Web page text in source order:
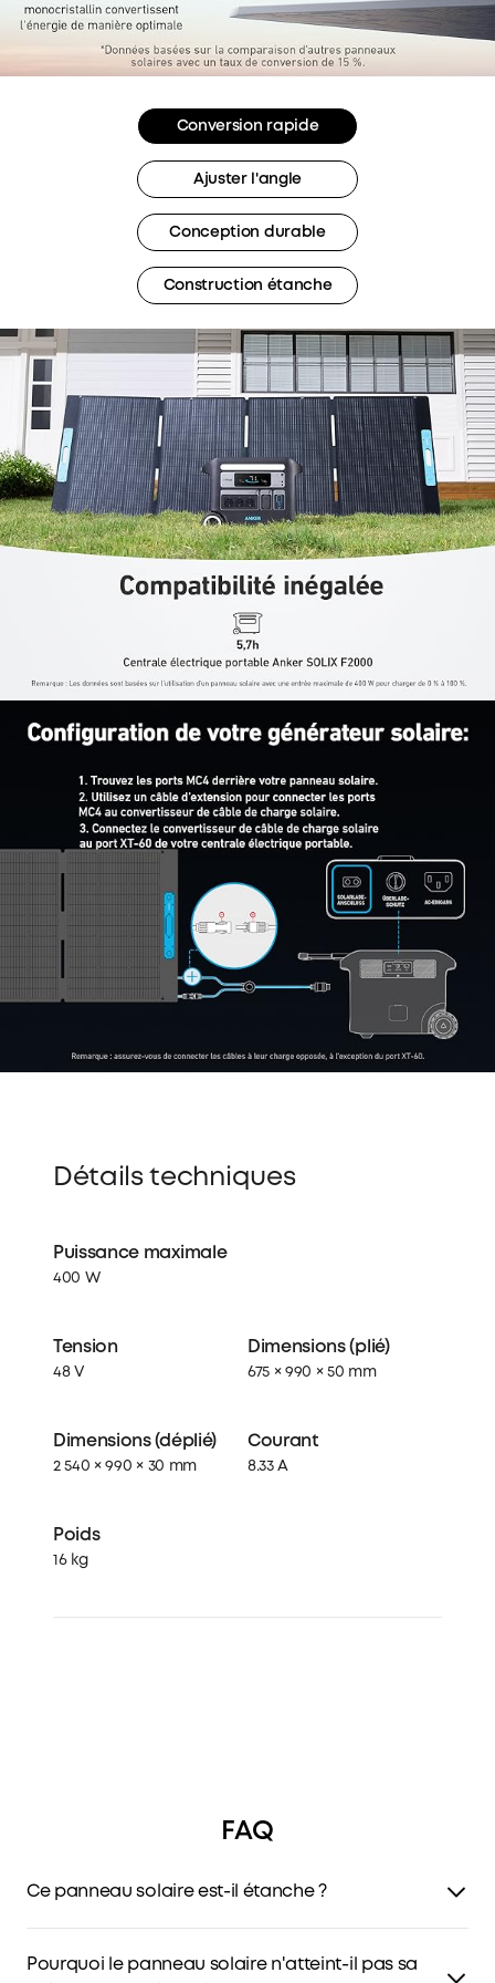
Conversion rapide
Ajuster l'angle
Conception durable
Construction étanche
Détails techniques
Puissance maximale
400 W
Tension
48 V
Dimensions (plié)
675 × 990 × 50 mm
Dimensions (déplié)
2 540 × 990 × 30 mm
Courant
8.33 A
Poids
16 kg
FAQ
Ce panneau solaire est-il étanche ?
certification IP67. Il est étanche et peut être utilisé même
Pourquoi le panneau solaire n'atteint-il pas sa